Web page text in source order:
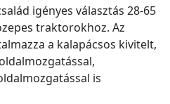
igényes választás 28-65
traktorokhoz. Az
a kalapácsos kivitelt,
is